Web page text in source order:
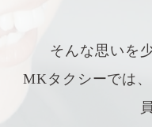
そんな思いを
MKタクシーでは